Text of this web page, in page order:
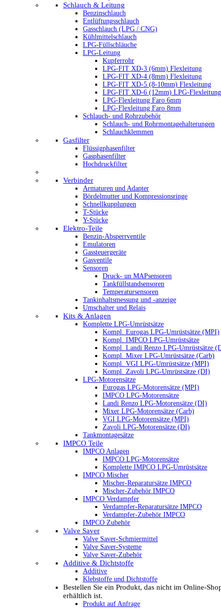
Schlauch & Leitung
Benzinschlauch
Entlüftungsschlauch
Gasschlauch (LPG / CNG)
Kühlmittelschlauch
LPG-Füllschläuche
LPG-Leitung
Kupferrohr
LPG-FIT XD-3 (6mm) Flexleitung
LPG-FIT XD-4 (8mm) Flexleitung
LPG-FIT XD-5 (8-10mm) Flexleitung
LPG-FIT XD-6 (12mm) LPG-Flexleitung
LPG-Flexleitung Faro 6mm
LPG-Flexleitung Faro 8mm
Schlauch- und Rohrzubehör
Schlauch- und Rohrmontagehalterungen
Schlauchklemmen
Gasfilter
Flüssigphasenfilter
Gasphasenfilter
Hochdruckfilter
Verbinder
Armaturen und Adapter
Bördelmutter und Kompressionsringe
Schnellkupplungen
T-Stücke
Y-Stücke
Elektro-Teile
Benzin-Absperrventile
Emulatoren
Gassteuergeräte
Gasventile
Sensoren
Druck- un MAPsensoren
Tankfüllstandsensoren
Temperatursensoren
Tankinhaltsmessung und -anzeige
Umschalter und Relais
Kits & Anlagen
Komplette LPG-Umrüstsätze
Kompl. Eurogas LPG-Umrüstsätze (MPI)
Kompl. IMPCO LPG-Umrüstsätze
Kompl. Landi Renzo LPG-Umrüstsätze
Kompl. Mixer LPG-Umrüstsätze (Carb)
Kompl. VGI LPG-Umrüstsätze (MPI)
Kompl. Zavoli LPG-Umrüstsätze (DI)
LPG-Motorensätze
Eurogas LPG-Motorensätze (MPI)
IMPCO LPG-Motorensätze
Landi Renzo LPG-Motorensätze (DI)
Mixer LPG-Motorensätze (Carb)
VGI LPG-Motorensätze (MPI)
Zavoli LPG-Motorensätze (DI)
Tankmontagesätze
IMPCO Teile
IMPCO Anlagen
IMPCO LPG-Motorensätze
Komplette IMPCO LPG-Umrüstsätze
IMPCO Mischer
Mischer-Reparatursätze IMPCO
Mischer-Zubehör IMPCO
IMPCO Verdampfer
Verdampfer-Reparatursätze IMPCO
Verdampfer-Zubehör IMPCO
IMPCO Zubehör
Valve Saver
Valve Saver-Schmiermittel
Valve Saver-Systeme
Valve Saver-Zubehör
Additive & Dichtstoffe
Additive
Klebstoffe und Dichtstoffe
Bestellen Sie ein Produkt, das nicht im Online-
erhältlich ist.
Produkt auf Anfrage